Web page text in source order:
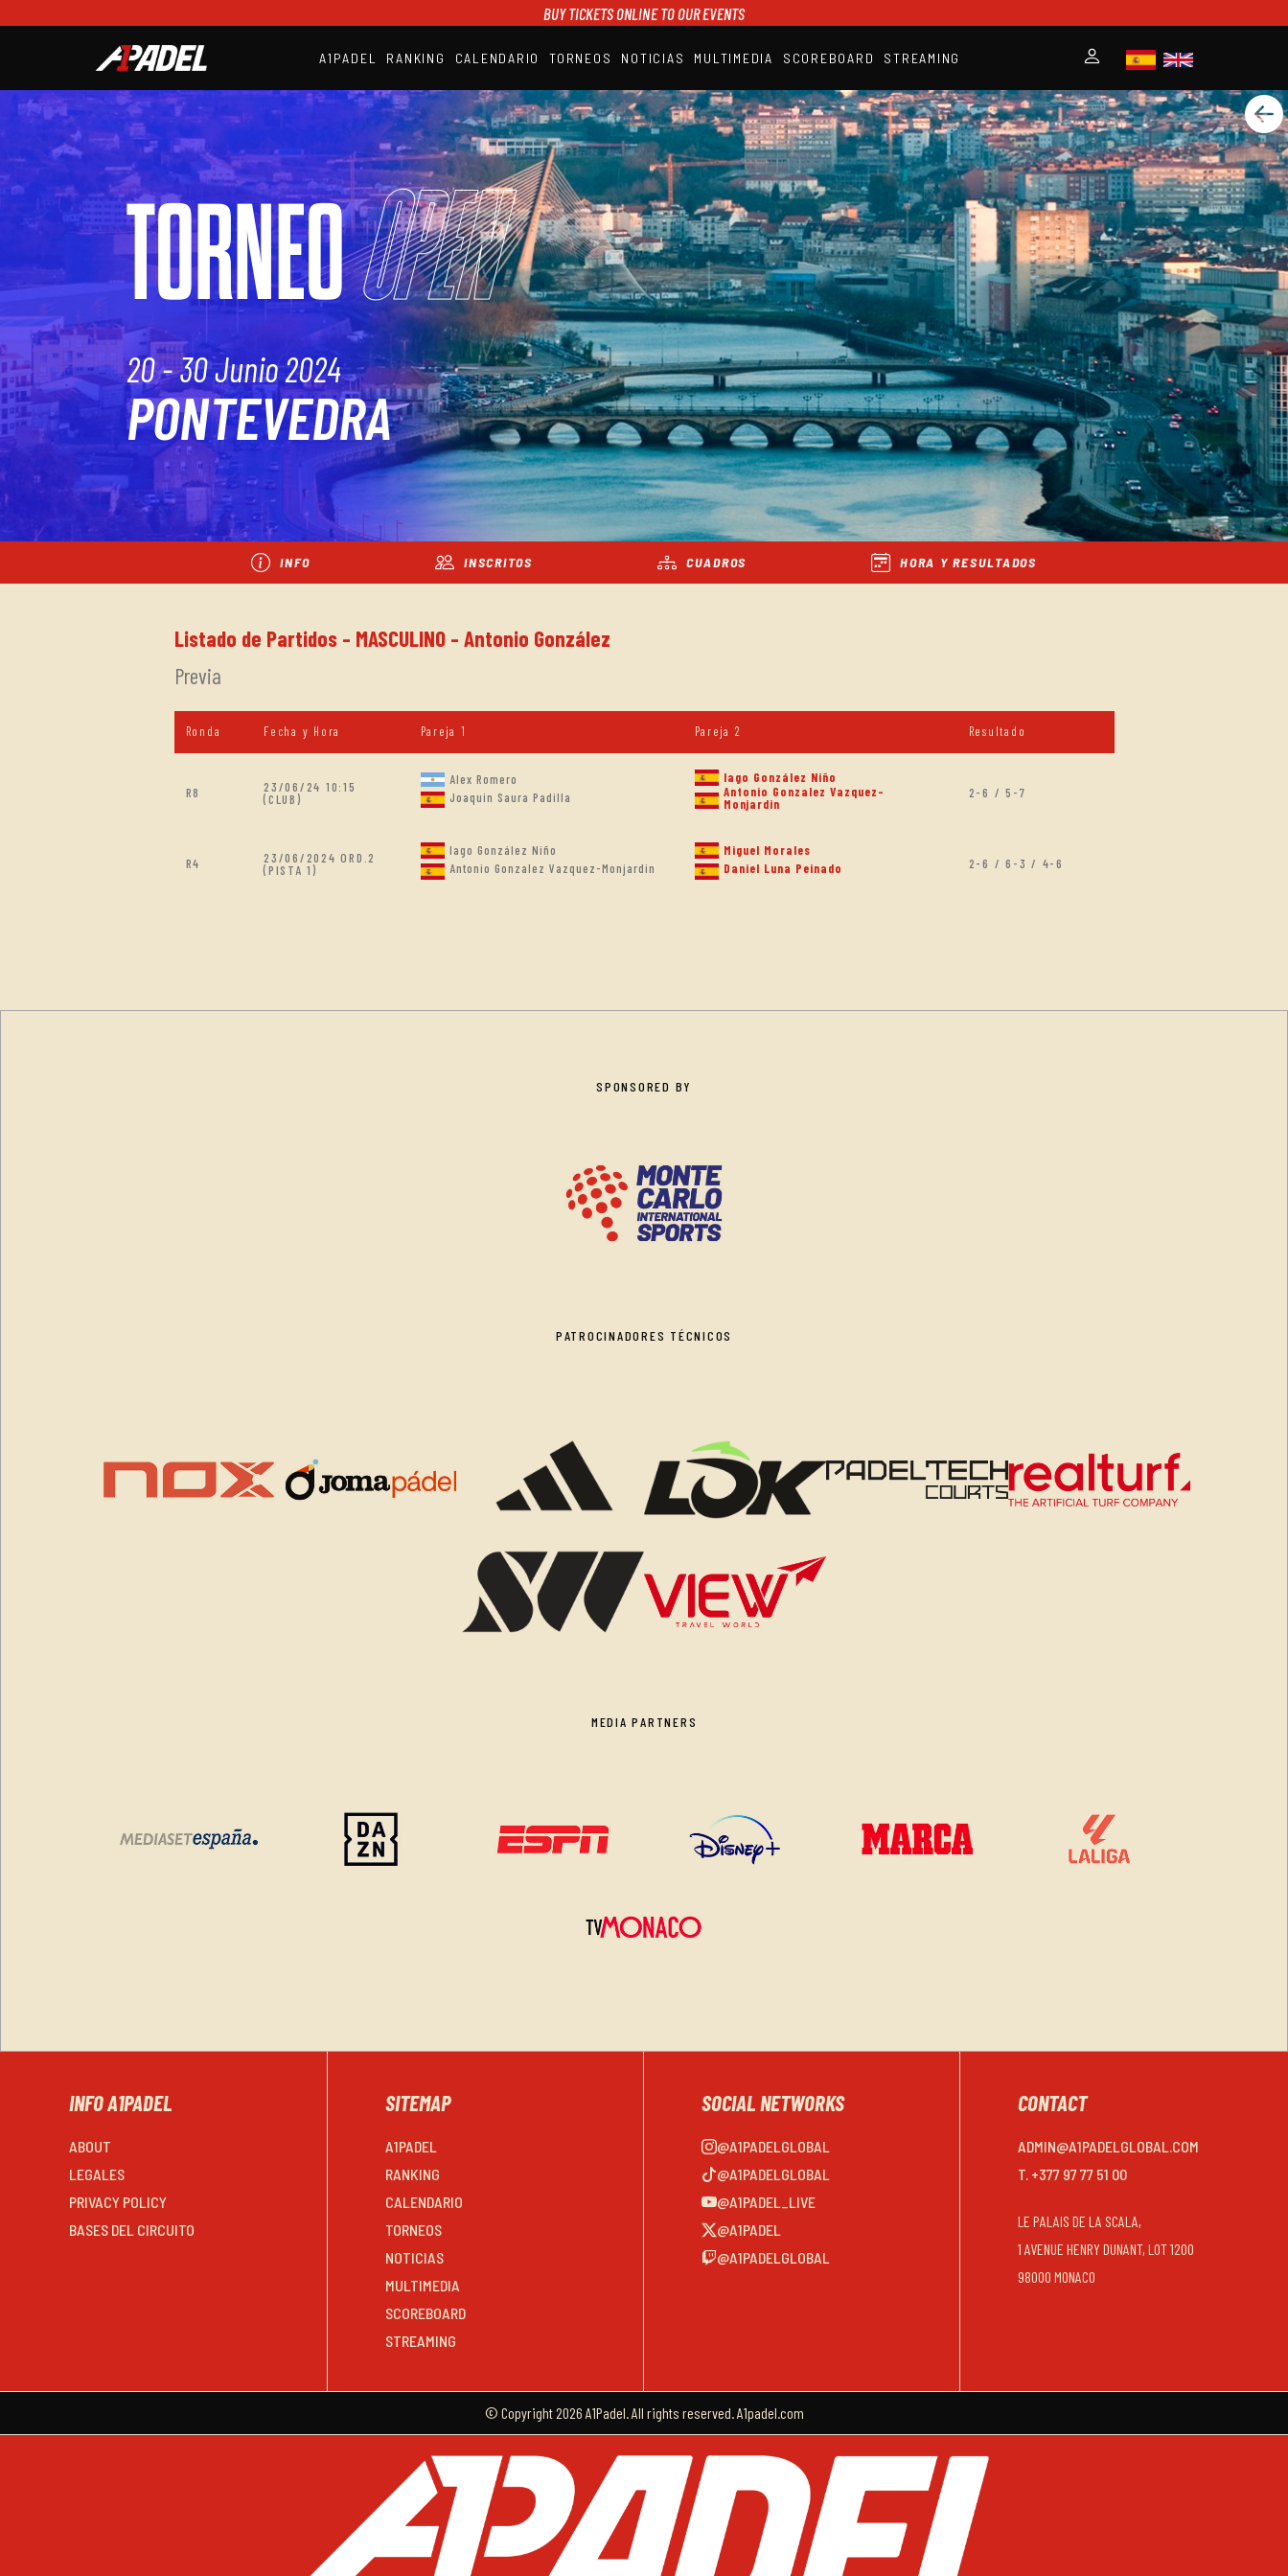
BUY TICKETS ONLINE TO OUR EVENTS
A1PADEL RANKING CALENDARIO TORNEOS NOTICIAS MULTIMEDIA SCOREBOARD STREAMING
A1PADEL
RANKING
CALENDARIO
TORNEOS
NOTICIAS
MULTIMEDIA
SCOREBOARD
STREAMING
TORNEOOpen
20 - 30 Junio 2024
PONTEVEDRA
INFO INSCRITOS CUADROS HORA Y RESULTADOS
Listado de Partidos - MASCULINO - Antonio González
Previa
Ronda Fecha y Hora Pareja 1 Pareja 2 Resultado
R8
23/06/24 10:15
(CLUB)
Alex Romero
Joaquin Saura Padilla
Iago González Niño
Antonio Gonzalez Vazquez-
Monjardin
2-6 / 5-7
R4
23/06/2024 ORD.2
(PISTA 1)
Iago González Niño
Antonio Gonzalez Vazquez-Monjardin
Miguel Morales
Daniel Luna Peinado
2-6 / 6-3 / 4-6
SPONSORED BY
PATROCINADORES TÉCNICOS
MEDIA PARTNERS
INFO A1PADEL
ABOUT
LEGALES
PRIVACY POLICY
BASES DEL CIRCUITO
SITEMAP
A1PADEL
RANKING
CALENDARIO
TORNEOS
NOTICIAS
MULTIMEDIA
SCOREBOARD
STREAMING
SOCIAL NETWORKS
@A1PADELGLOBAL
@A1PADELGLOBAL
@A1PADEL_LIVE
@A1PADEL
@A1PADELGLOBAL
CONTACT
ADMIN@A1PADELGLOBAL.COM
T. +377 97 77 51 00
LE PALAIS DE LA SCALA,
1 AVENUE HENRY DUNANT, LOT 1200
98000 MONACO
© Copyright 2026 A1Padel. All rights reserved. A1padel.com